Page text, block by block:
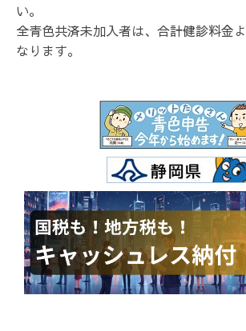
い。
全青色共済未加入者は、合計健診料金
なります。